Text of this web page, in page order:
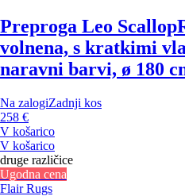
Preproga Leo Scallop
volnena, s kratkimi
naravni barvi, ø 180
Na zalogiZadnji kos
258 €
V košarico
V košarico
druge različice
Ugodna cena
Flair Rugs